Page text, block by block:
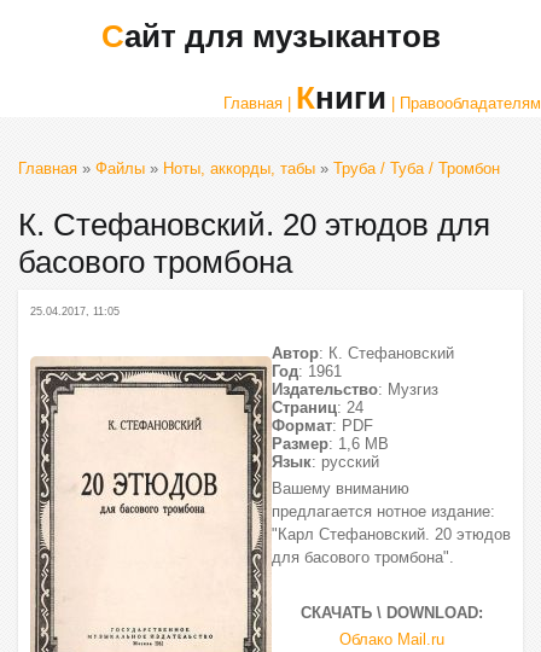
Сайт для музыкантов
Главная | Книги | Правообладателям
Главная » Файлы » Ноты, аккорды, табы » Труба / Туба / Тромбон
К. Стефановский. 20 этюдов для
басового тромбона
25.04.2017, 11:05
Автор: К. Стефановский
Год: 1961
Издательство: Музгиз
Страниц: 24
Формат: PDF
Размер: 1,6 МВ
Язык: русский
Вашему вниманию
предлагается нотное издание:
"Карл Стефановский. 20 этюдов
для басового тромбона".
СКАЧАТЬ \ DOWNLOAD:
Облако Mail.ru